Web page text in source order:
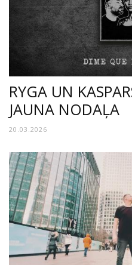
RYGA UN
JAUNA NODAĻA
20.03.2026